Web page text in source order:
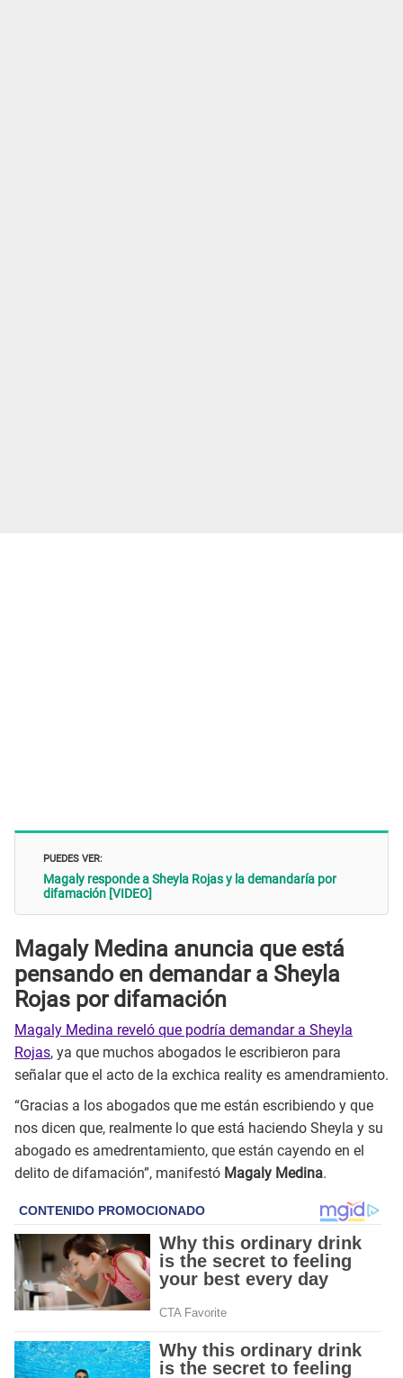
PUEDES VER:
Magaly responde a Sheyla Rojas y la demandaría por
difamación [VIDEO]
Magaly Medina anuncia que está
pensando en demandar a Sheyla
Rojas por difamación
Magaly Medina reveló que podría demandar a Sheyla
Rojas, ya que muchos abogados le escribieron para
señalar que el acto de la exchica reality es amendramiento.
“Gracias a los abogados que me están escribiendo y que
nos dicen que, realmente lo que está haciendo Sheyla y su
abogado es amedrentamiento, que están cayendo en el
delito de difamación”, manifestó Magaly Medina.